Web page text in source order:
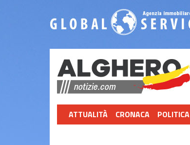
ATTUALITÀ CRONACA POLITICA